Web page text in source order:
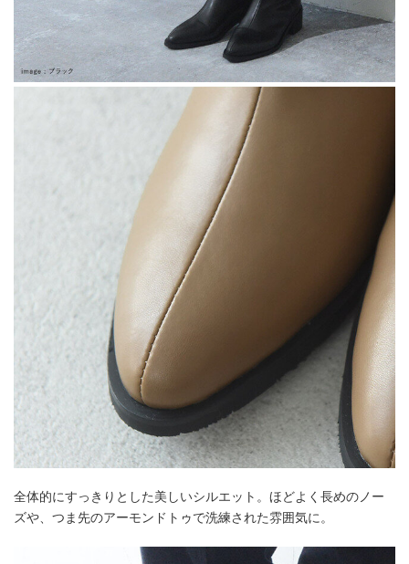
全体的にすっきりとした美しいシルエット。ほどよく長めのノー
ズや、つま先のアーモンドトゥで洗練された雰囲気に。